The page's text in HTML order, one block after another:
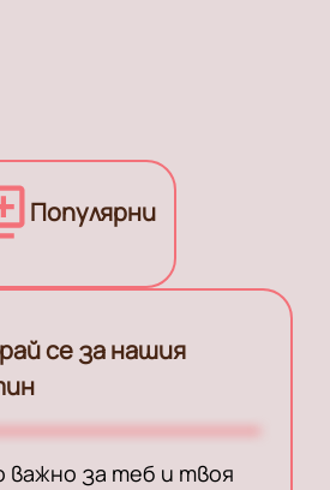
Популярни
се за нашия
важно за теб и твоя